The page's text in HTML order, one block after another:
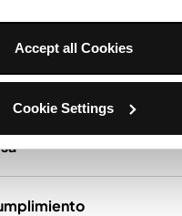
Accept all Cookies
Cookie Settings